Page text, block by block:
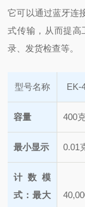
它可以通过蓝牙连
式传输，从而提高
录、发货检查等。
型号名称 EK-
容量 400
最小显示 0.01
计数模
式：最大